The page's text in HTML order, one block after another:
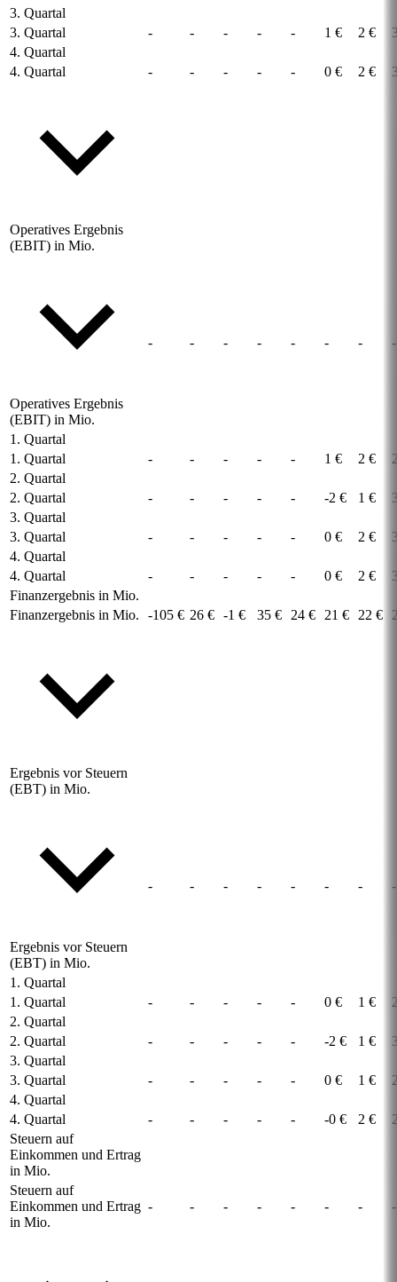
3. Quartal
3. Quartal
- - - - - 1 € 2 €
4. Quartal
4. Quartal
- - - - - 0 € 2 €
Operatives Ergebnis
(EBIT) in Mio.
Operatives Ergebnis
(EBIT) in Mio.
- - - - - - - -
1. Quartal
1. Quartal
- - - - - 1 € 2 €
2. Quartal
2. Quartal
- - - - - -2 € 1 €
3. Quartal
3. Quartal
- - - - - 0 € 2 €
4. Quartal
4. Quartal
- - - - - 0 € 2 €
Finanzergebnis in Mio.
Finanzergebnis in Mio.
-105 € 26 € -1 € 35 € 24 € 21 € 22 €
Ergebnis vor Steuern
(EBT) in Mio.
Ergebnis vor Steuern
(EBT) in Mio.
- - - - - - - -
1. Quartal
1. Quartal
- - - - - 0 € 1 €
2. Quartal
2. Quartal
- - - - - -2 € 1 €
3. Quartal
3. Quartal
- - - - - 0 € 1 €
4. Quartal
4. Quartal
- - - - - -0 € 2 €
Steuern auf
Einkommen und Ertrag
in Mio.
Steuern auf
Einkommen und Ertrag
in Mio.
- - - - - - - -